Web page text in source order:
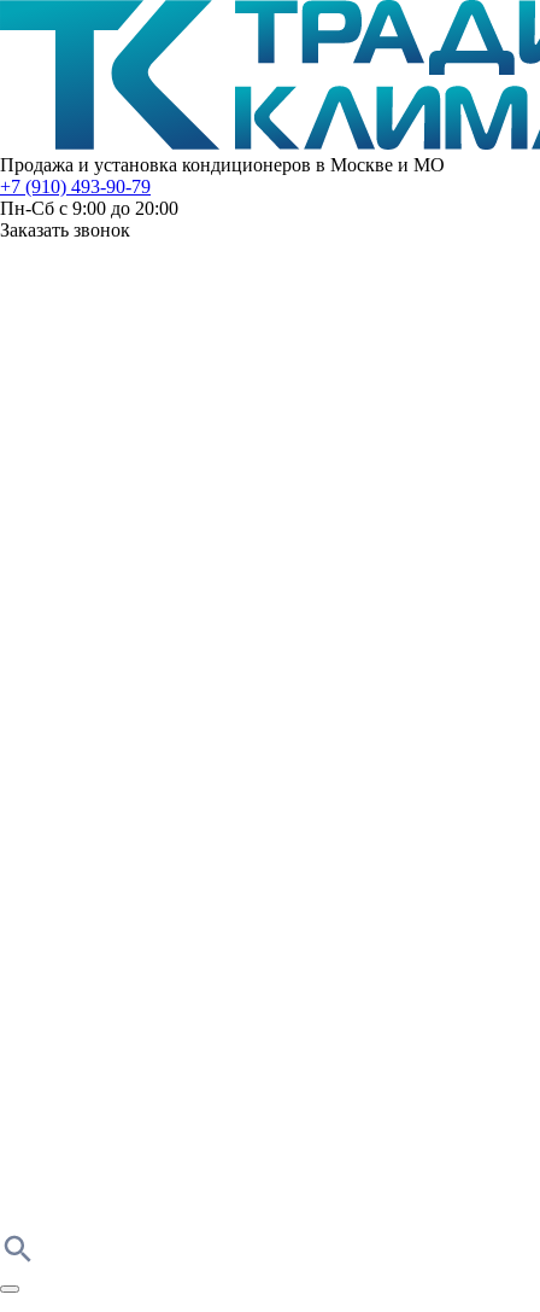
Продажа и установка кондиционеров в Москве и МО
+7 (910) 493-90-79
Пн-Сб с 9:00 до 20:00
Заказать звонок